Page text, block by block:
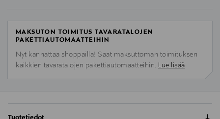
MAKSUTON TOIMITUS TAVARATALOJEN
PAKETTIAUTOMAATTEIHIN
Nyt kannattaa shoppailla! Saat maksuttoman toimituksen
kaikkien tavaratalojen pakettiautomaatteihin. Lue lisää